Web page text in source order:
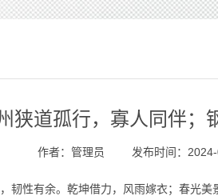
狭道孤行，寡人同伴；
作者：管理员 发布时间：
韧性有余。乾坤借力，风雨嫁衣；春光美